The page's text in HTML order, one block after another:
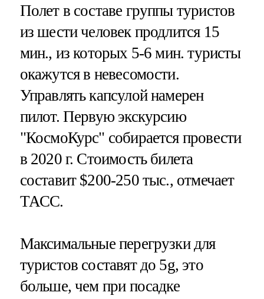
Полет в составе группы туристов
из шести человек продлится 15
мин., из которых 5-6 мин. туристы
окажутся в невесомости.
Управлять капсулой намерен
пилот. Первую экскурсию
"КосмоКурс" собирается провести
в 2020 г. Стоимость билета
составит $200-250 тыс., отмечает
ТАСС.
Максимальные перегрузки для
туристов составят до 5g, это
больше, чем при посадке